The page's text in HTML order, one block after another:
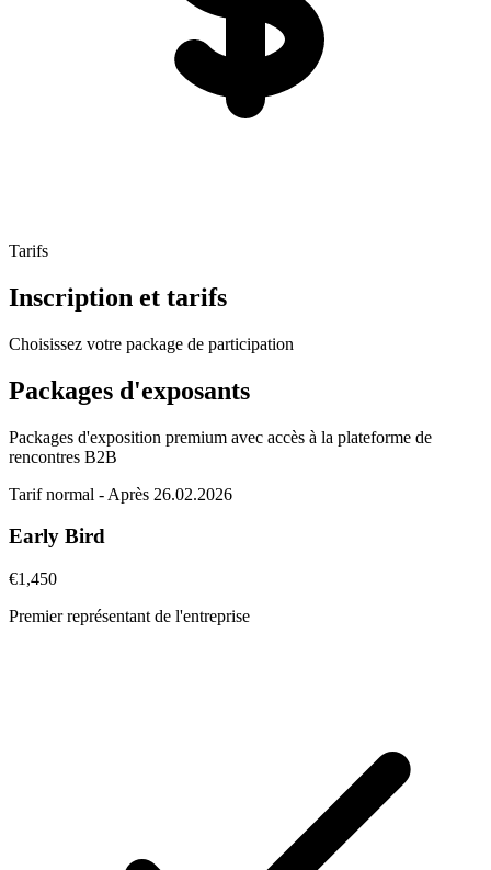
Tarifs
Inscription et tarifs
Choisissez votre package de participation
Packages d'exposants
Packages d'exposition premium avec accès à la plateforme de
rencontres B2B
Tarif normal - Après 26.02.2026
Early Bird
€1,450
Premier représentant de l'entreprise